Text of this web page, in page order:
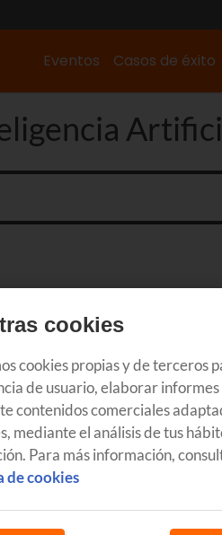
Eventos Casos de éxito
cookies
cookies propias y de terceros
de usuario, elaborar
contenidos comerciales
mediante el análisis de tus
Para más información,
de cookies